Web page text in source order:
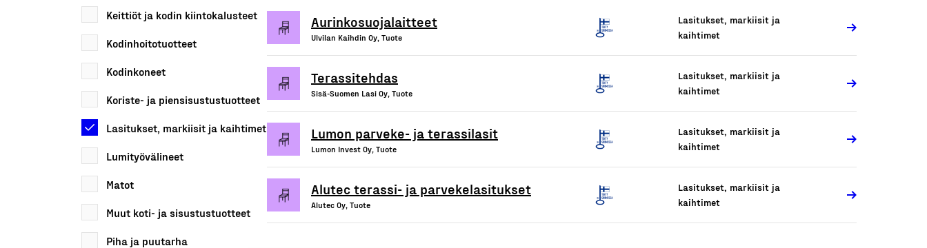
Keittiöt ja kodin kiintokalusteet
Kodinhoitotuotteet
Kodinkoneet
Koriste- ja piensisustustuotteet
Lasitukset, markiisit ja kaihtimet
Lumityövälineet
Matot
Muut koti- ja sisustustuotteet
Piha ja puutarha
Aurinkosuojalaitteet
Ulvilan Kaihdin Oy, Tuote
Lasitukset, markiisit ja
kaihtimet
Terassitehdas
Sisä-Suomen Lasi Oy, Tuote
Lasitukset, markiisit ja
kaihtimet
Lumon parveke- ja terassilasit
Lumon Invest Oy, Tuote
Lasitukset, markiisit ja
kaihtimet
Alutec terassi- ja parvekelasitukset
Alutec Oy, Tuote
Lasitukset, markiisit ja
kaihtimet